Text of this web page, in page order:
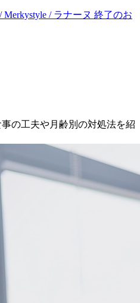
Merkystyle / ラナーヌ 終了のお
の工夫や月齢別の対処法を紹